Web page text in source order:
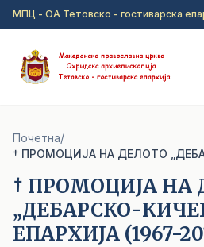
Прејди на главна содржина
МПЦ - ОА Тетовско - гостиварска
Почетна/
† ПРОМОЦИЈА НА
„ДЕБАРСКО-
ЕПАРХИЈА (1967-